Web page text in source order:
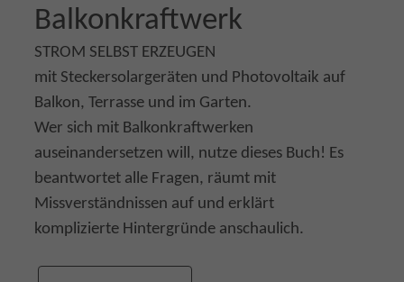
Balkonkraftwerk
STROM SELBST ERZEUGEN
mit Steckersolargeräten und Photovoltaik auf
Balkon, Terrasse und im Garten.
Wer sich mit Balkonkraftwerken
auseinandersetzen will, nutze dieses Buch! Es
beantwortet alle Fragen, räumt mit
Missverständnissen auf und erklärt
komplizierte Hintergründe anschaulich.